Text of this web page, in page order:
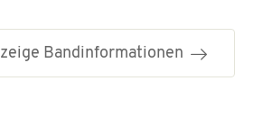
zeige Bandinformationen